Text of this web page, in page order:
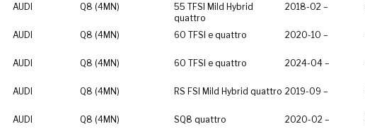
AUDI
Q8 (4MN)
55 TFSI Mild Hybrid
quattro
2018-02 –
AUDI
Q8 (4MN) 60 TFSI e quattro 2020-10 –
AUDI
Q8 (4MN) 60 TFSI e quattro 2024-04 –
AUDI
Q8 (4MN) RS FSI Mild Hybrid quattro 2019-09 –
AUDI
Q8 (4MN) SQ8 quattro 2020-02 –